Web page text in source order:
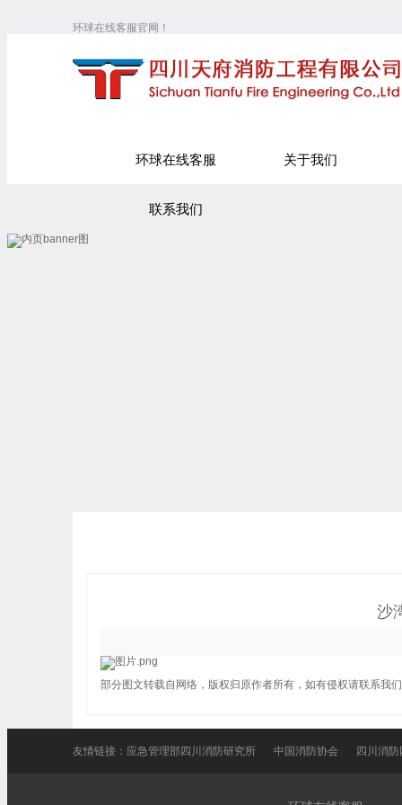
环球在线客服官网！
环球在线客服 关于我们
联系我们
沙
部分图文转载自网络，版权归原作者所有，如有侵权请联系我
友情链接： 应急管理部四川消防研究所 中国消防协会 四川消防